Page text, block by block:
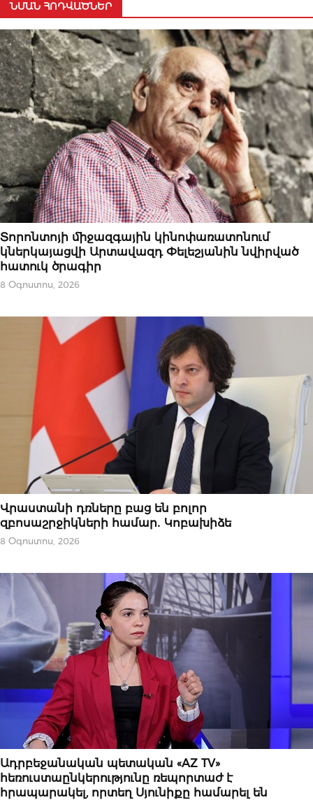
ՆՄԱՆ ՀՈԴՎԱԾՆԵՐ
ԱԶԳԱՅԻՆ
Տորոնտոյի միջազգային կինոփառատոնում
կներկայացվի Արտավազդ Փելեշյանին նվիրված
հատուկ ծրագիր
8 Օգոստոս, 2026
ՆՈՐՈՒԹՅՈՒՆՆԵՐ
Վրաստանի դռները բաց են բոլոր
զբոսաշրջիկների համար․ Կոբախիձե
8 Օգոստոս, 2026
ՆՈՐՈՒԹՅՈՒՆՆԵՐ
Ադրբեջանական պետական «AZ TV»
հեռուստաընկերությունը ռեպորտաժ է
հրապարակել, որտեղ Սյունիքը համարել են